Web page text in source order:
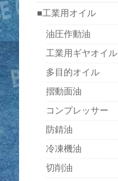
■工業用オイル
油圧作動油
工業用ギヤオイル
多目的オイル
摺動面油
コンプレッサー
防錆油
冷凍機油
切削油